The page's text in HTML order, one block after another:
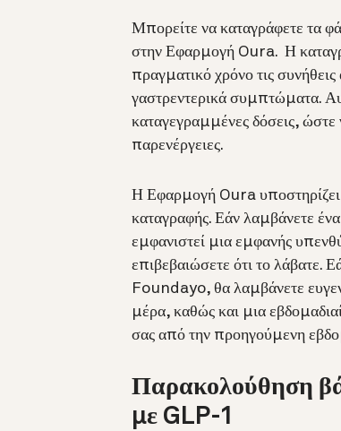
Μπορείτε να καταγράφετε τα
στην Εφαρμογή Oura. Η
πραγματικό χρόνο τις
γαστρεντερικά συμπτώματα.
καταγεγραμμένες δόσεις, ώστε
παρενέργειες.
Η Εφαρμογή Oura υποστηρίζει
καταγραφής. Εάν λαμβάνετε
εμφανιστεί μια εμφανής
επιβεβαιώσετε ότι το λάβατε.
Foundayo, θα λαμβάνετε
μέρα, καθώς και μια
σας από την προηγούμενη
Παρακολούθηση
με GLP-1